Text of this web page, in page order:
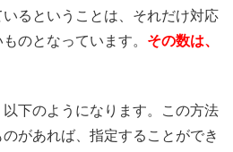
るということは、それだけ対応
のとなっています。 その数は、
下のようになります。この方法
があれば、指定することができ